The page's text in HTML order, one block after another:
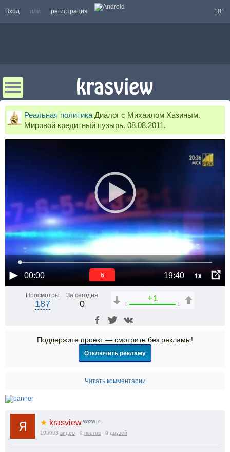
Вход или регистрация 18+
Реальная политика Диалог с Михаилом Хазиным.
Мировой кредитный пузырь. 08.08.2011.
00:00 19:40 1x
6
Просмотры
187
За сегодня
0
+1
0 1
Поддержите проект — смотрите без рекламы!
Отключить рекламу
Читать комментарии
★ krasview 500238 | 0
105098 видео 0 постов 0 друзей